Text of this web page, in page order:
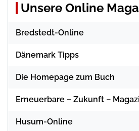
Unsere Online
Bredstedt-Online
Dänemark Tipps
Die Homepage zum Buch
Erneuerbare – Zukunft –
Husum-Online